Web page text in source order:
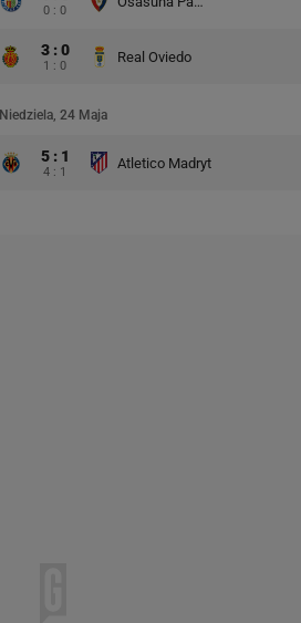
0 : 0
3 : 0
1 : 0
Real Oviedo
Niedziela, 24 Maja
5 : 1
4 : 1
Atletico Madryt